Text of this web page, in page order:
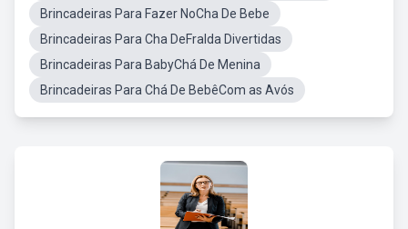
Brincadeiras Para Fazer NoCha De Bebe
Brincadeiras Para Cha DeFralda Divertidas
Brincadeiras Para BabyChá De Menina
Brincadeiras Para Chá De BebêCom as Avós